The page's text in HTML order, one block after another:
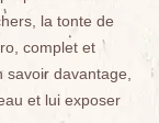
la tonte de
complet et
davantage,
et lui exposer